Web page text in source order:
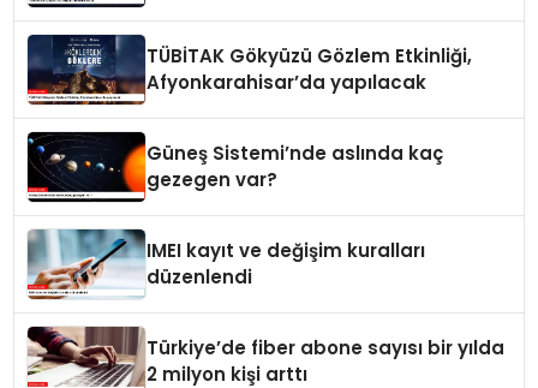
TÜBİTAK Gökyüzü Gözlem Etkinliği,
Afyonkarahisar’da yapılacak
Güneş Sistemi’nde aslında kaç
gezegen var?
IMEI kayıt ve değişim kuralları
düzenlendi
Türkiye’de fiber abone sayısı bir yılda
2 milyon kişi arttı